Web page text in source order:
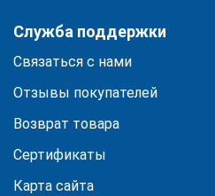
Служба поддержки
Связаться с нами
Отзывы покупателей
Возврат товара
Сертификаты
Карта сайта